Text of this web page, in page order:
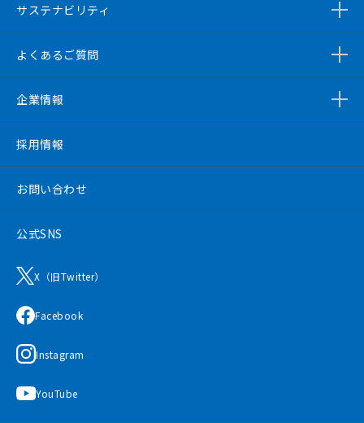
サステナビリティ
よくあるご質問
企業情報
採用情報
お問い合わせ
公式SNS
X（旧Twitter）
Facebook
Instagram
YouTube